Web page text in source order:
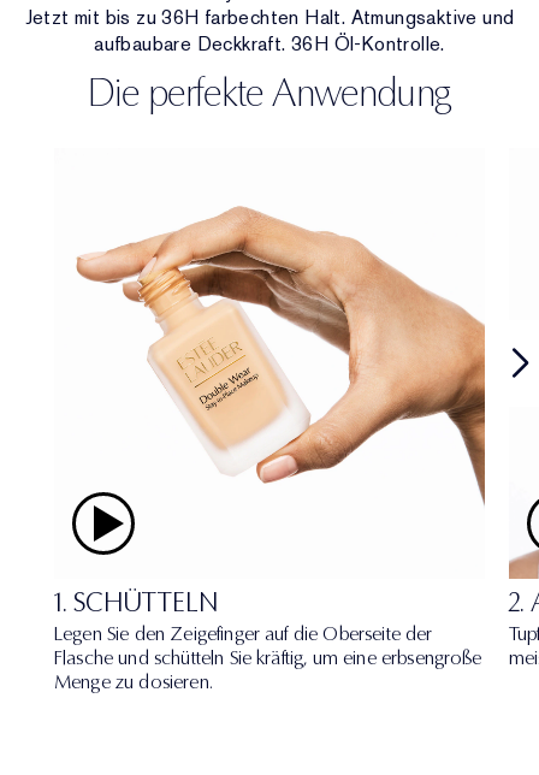
Jetzt mit bis zu 36H farbechten Halt. Atmungsaktive und
aufbaubare Deckkraft. 36H Öl-Kontrolle.
Die perfekte Anwendung
1. SCHÜTTELN
Legen Sie den Zeigefinger auf die Oberseite der
Flasche und schütteln Sie kräftig, um eine erbsengroße
Menge zu dosieren.
2.